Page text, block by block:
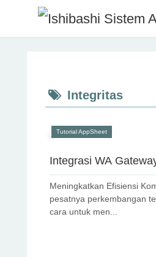
Integritas
Tutorial AppSheet
Integrasi WA
Meningkatkan Efisiensi
pesatnya perkembangan
cara untuk men...